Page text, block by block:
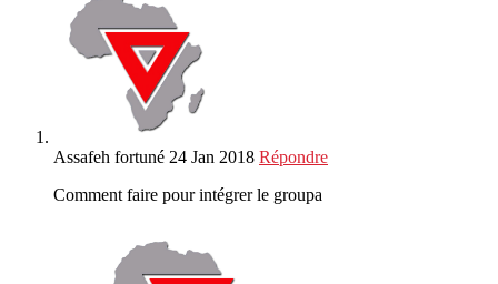
Assafeh fortuné 24 Jan 2018 Répondre
Comment faire pour intégrer le groupa